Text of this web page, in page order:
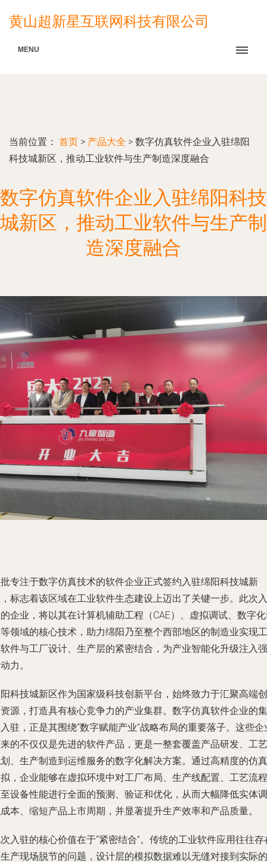
黄山超新星互联网科技有限公司
MENU
当前位置： 首页 > 产品大全 > 数字仿真软件企业入驻绵阳
科技城新区，推动工业软件与生产制造深度融合
数字仿真软件企业入驻绵阳科技
城新区，推动工业软件与生产制
造深度融合
专注于数字仿真技术的软件企业正式签约入驻绵阳科技城新
标志着该区域在工业软件生态建设上迈出了关键一步。此次入
企业，将以其在计算机辅助工程（CAE）、虚拟调试、数字
领域的核心技术，助力绵阳乃至整个西部地区的制造业实现工
件与工厂设计、生产层的紧密结合，为产业智能化升级注入强
力。
科技城新区作为国家级科技创新平台，始终致力于汇聚高端创
源，打造具有核心竞争力的产业集群。数字仿真软件企业的集
驻，正是其围绕“数字赋能产业”战略布局的重要落子。这些企
的不仅仅是先进的软件产品，更是一整套覆盖产品研发、工艺
、生产制造到运维服务的数字化解决方案。通过高精度的仿真
，企业能够在虚拟环境中对工厂布局、生产线配置、工艺流程
设备性能进行全面的预测、验证和优化，从而大幅降低实体调
本、缩短产品上市周期，并显著提升生产效率和产品质量。
入驻的核心价值在于“紧密结合”。传统的工业软件应用往往存
产现场脱节的问题，设计层的模拟数据难以无缝对接到实际的